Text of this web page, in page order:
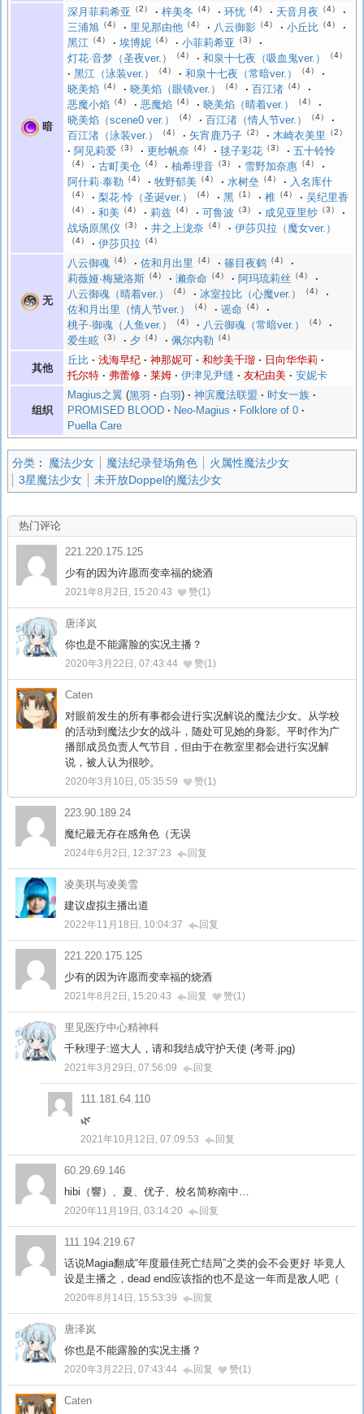
暗
深月菲莉希亚 （2） 梓美冬 （4） 环忧 （4） 天音月夜 （4）
三浦旭 （4） 里见那由他 （4） 八云御影 （4） 小丘比 （4）
黑江 （4） 埃博妮 （4） 小菲莉希亚 （3）
灯花·音梦（圣夜ver.） （4） 和泉十七夜（吸血鬼ver.） （4）
黑江（泳装ver.） （4） 和泉十七夜（常暗ver.） （4）
晓美焰 （4） 晓美焰（眼镜ver.） （4） 百江渚 （4）
恶魔小焰 （4） 恶魔焰 （4） 晓美焰（晴着ver.） （4）
晓美焰（scene0 ver.） （4） 百江渚（情人节ver.） （4）
百江渚（泳装ver.） （4） 矢宵鹿乃子 （2） 木崎衣美里 （2）
阿见莉爱 （3） 更纱帆奈 （4） 毬子彩花 （3） 五十铃怜
（4） 古町美仓 （4） 柚希理音 （3） 雪野加奈惠 （4）
阿什莉·泰勒 （4） 牧野郁美 （4） 水树垒 （4） 入名库什
（4） 梨花·怜（圣诞ver.） （4） 黑 （1） 椎 （4） 吴纪里香
（4） 和美 （4） 莉兹 （4） 可鲁波 （3） 成见亚里纱 （3）
战场原黑仪 （3） 井之上泷奈 （4） 伊莎贝拉（魔女ver.）
（4） 伊莎贝拉 （4）
无
八云御魂 （4） 佐和月出里 （4） 篠目夜鹤 （4）
莉薇娅·梅黛洛斯 （4） 濑奈命 （4） 阿玛琉莉丝 （4）
八云御魂（晴着ver.） （4） 冰室拉比（心魔ver.） （4）
佐和月出里（情人节ver.） （4） 谣命 （4）
桃子·御魂（人鱼ver.） （4） 八云御魂（常暗ver.） （4）
爱生眩 （3） 夕 （4） 佩尔内勒 （4）
其他
丘比 浅海早纪 神那妮可 和纱美千瑠
日向华华莉
托尔特
弗蕾修 莱姆 伊津见尹缝 友杞由美 安妮卡
组织
Magius之翼 黑羽 白羽 神滨魔法联盟
时女一族
PROMISED BLOOD
Neo-Magius
Folklore of 0
Puella Care
分类： 魔法少女 魔法纪录登场角色
火属性魔法少女
3星魔法少女
未开放Doppel的魔法少女
热门评论
221.220.175.125
少有的因为许愿而变幸福的烧酒
2021年8月2日, 15:20:43 赞(1)
唐泽岚
你也是不能露脸的实况主播？
2020年3月22日, 07:43:44 赞(1)
Caten
对眼前发生的所有事都会进行实况解说的魔法少女。从学校
的活动到魔法少女的战斗，随处可见她的身影。平时作为广
播部成员负责人气节目，但由于在教室里都会进行实况解
说，被人认为很吵。
2020年3月10日, 05:35:59 赞(1)
223.90.189.24
魔纪最无存在感角色（无误
2024年6月2日, 12:37:23 回复
凌美琪与凌美雪
建议虚拟主播出道
2022年11月18日, 10:04:37 回复
221.220.175.125
少有的因为许愿而变幸福的烧酒
2021年8月2日, 15:20:43 回复 赞(1)
里见医疗中心精神科
千秋理子:巡大人，请和我结成守护天使 (考哥.jpg)
2021年3月29日, 07:56:09 回复
111.181.64.110
🌿
2021年10月12日, 07:09:53 回复
60.29.69.146
hibi（響）、夏、优子、校名简称南中…
2020年11月19日, 03:14:20 回复
111.194.219.67
话说Magia翻成“年度最佳死亡结局”之类的会不会更好 毕竟人
设是主播之，dead end应该指的也不是这一年而是敌人吧（
2020年8月14日, 15:53:39 回复
唐泽岚
你也是不能露脸的实况主播？
2020年3月22日, 07:43:44 回复 赞(1)
Caten